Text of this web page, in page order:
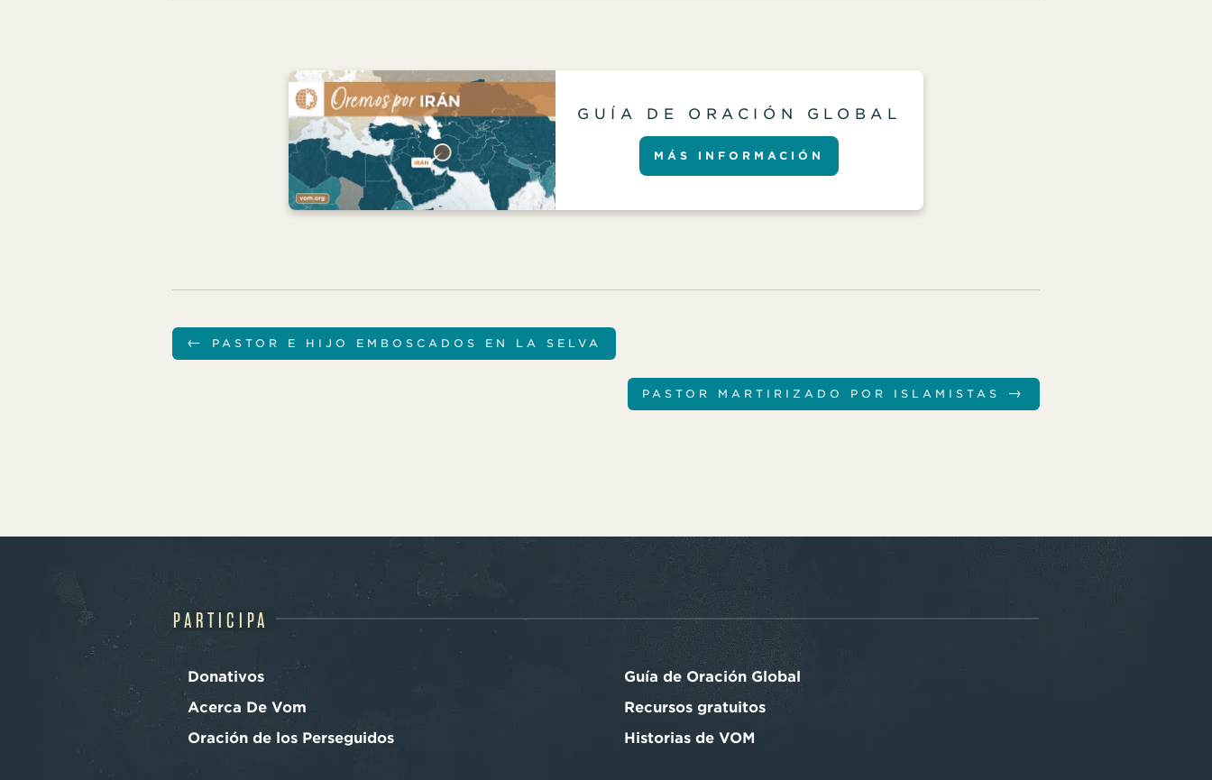
GUÍA DE ORACIÓN GLOBAL
MÁS INFORMACIÓN
← PASTOR E HIJO EMBOSCADOS EN LA SELVA
PASTOR MARTIRIZADO POR ISLAMISTAS →
PARTICIPA
Donativos
Acerca De Vom
Oración de los Perseguidos
Guía de Oración Global
Recursos gratuitos
Historias de VOM